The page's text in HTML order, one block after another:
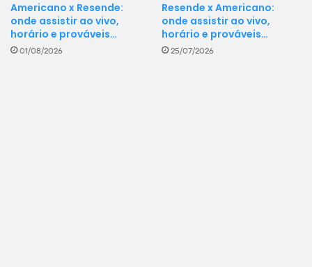
Americano x Resende:
onde assistir ao vivo,
horário e prováveis…
01/08/2026
Resende x Americano:
onde assistir ao vivo,
horário e prováveis…
25/07/2026